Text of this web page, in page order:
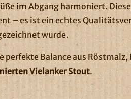
im Abgang harmoniert.
– es ist ein echtes
wurde.
perfekte Balance aus
Vielanker Stout.